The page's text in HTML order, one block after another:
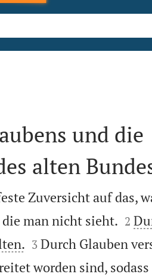
und die
alten
Zuversicht auf das,
man nicht sieht.
2

3 Durch Glauben
worden sind,